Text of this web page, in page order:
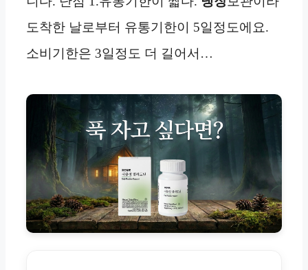
도착한 날로부터 유통기한이 5일정도에요.
소비기한은 3일정도 더 길어서…